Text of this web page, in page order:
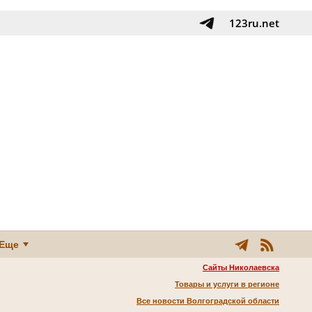
123ru.net
Еще
Сайты Николаевска
Товары и услуги в регионе
Все новости Волгоградской области